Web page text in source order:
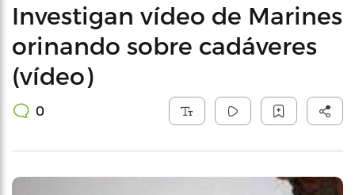
Investigan vídeo de Marines
orinando sobre cadáveres
(vídeo)
0